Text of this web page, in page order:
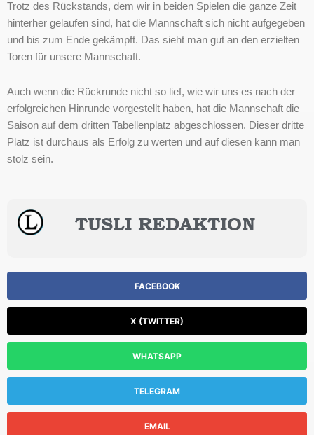
Trotz des Rückstands, dem wir in beiden Spielen die ganze Zeit
hinterher gelaufen sind, hat die Mannschaft sich nicht aufgegeben
und bis zum Ende gekämpft. Das sieht man gut an den erzielten
Toren für unsere Mannschaft.
Auch wenn die Rückrunde nicht so lief, wie wir uns es nach der
erfolgreichen Hinrunde vorgestellt haben, hat die Mannschaft die
Saison auf dem dritten Tabellenplatz abgeschlossen. Dieser dritte
Platz ist durchaus als Erfolg zu werten und auf diesen kann man
stolz sein.
TUSLI REDAKTION
FACEBOOK
X (TWITTER)
WHATSAPP
TELEGRAM
EMAIL